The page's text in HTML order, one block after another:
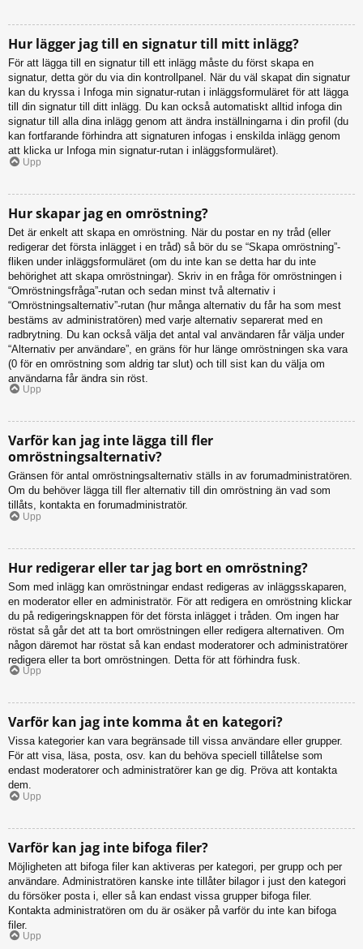
Hur lägger jag till en signatur till mitt inlägg?
För att lägga till en signatur till ett inlägg måste du först skapa en
signatur, detta gör du via din kontrollpanel. När du väl skapat din signatur
kan du kryssa i Infoga min signatur-rutan i inläggsformuläret för att lägga
till din signatur till ditt inlägg. Du kan också automatiskt alltid infoga din
signatur till alla dina inlägg genom att ändra inställningarna i din profil (du
kan fortfarande förhindra att signaturen infogas i enskilda inlägg genom
att klicka ur Infoga min signatur-rutan i inläggsformuläret).
Upp
Hur skapar jag en omröstning?
Det är enkelt att skapa en omröstning. När du postar en ny tråd (eller
redigerar det första inlägget i en tråd) så bör du se “Skapa omröstning”-
fliken under inläggsformuläret (om du inte kan se detta har du inte
behörighet att skapa omröstningar). Skriv in en fråga för omröstningen i
“Omröstningsfråga”-rutan och sedan minst två alternativ i
“Omröstningsalternativ”-rutan (hur många alternativ du får ha som mest
bestäms av administratören) med varje alternativ separerat med en
radbrytning. Du kan också välja det antal val användaren får välja under
“Alternativ per användare”, en gräns för hur länge omröstningen ska vara
(0 för en omröstning som aldrig tar slut) och till sist kan du välja om
användarna får ändra sin röst.
Upp
Varför kan jag inte lägga till fler
omröstningsalternativ?
Gränsen för antal omröstningsalternativ ställs in av forumadministratören.
Om du behöver lägga till fler alternativ till din omröstning än vad som
tillåts, kontakta en forumadministratör.
Upp
Hur redigerar eller tar jag bort en omröstning?
Som med inlägg kan omröstningar endast redigeras av inläggsskaparen,
en moderator eller en administratör. För att redigera en omröstning klickar
du på redigeringsknappen för det första inlägget i tråden. Om ingen har
röstat så går det att ta bort omröstningen eller redigera alternativen. Om
någon däremot har röstat så kan endast moderatorer och administratörer
redigera eller ta bort omröstningen. Detta för att förhindra fusk.
Upp
Varför kan jag inte komma åt en kategori?
Vissa kategorier kan vara begränsade till vissa användare eller grupper.
För att visa, läsa, posta, osv. kan du behöva speciell tillåtelse som
endast moderatorer och administratörer kan ge dig. Pröva att kontakta
dem.
Upp
Varför kan jag inte bifoga filer?
Möjligheten att bifoga filer kan aktiveras per kategori, per grupp och per
användare. Administratören kanske inte tillåter bilagor i just den kategori
du försöker posta i, eller så kan endast vissa grupper bifoga filer.
Kontakta administratören om du är osäker på varför du inte kan bifoga
filer.
Upp